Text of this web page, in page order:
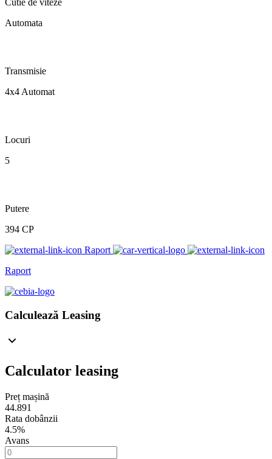
Automata
Transmisie
4x4 Automat
Locuri
5
Putere
394 CP
Raport
Raport
Calculează Leasing
Calculator leasing
Preț mașină
44.891
Rata dobânzii
4.5%
Avans